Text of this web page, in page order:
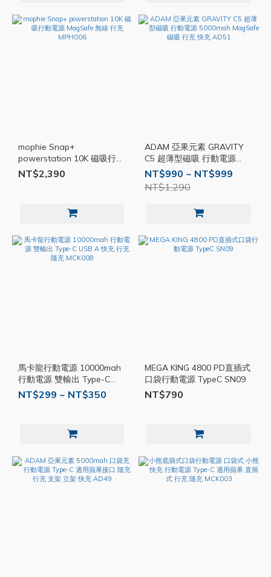
mophie Snap+
powerstation 10K 磁吸行動
電源 MagSafe 無線 行充
MPH006
NT$2,390
ADAM 亞果元素 GRAVITY
C5 超薄型磁吸 行動電源
5000mah MagSafe磁吸 行
充 快充 AD51
NT$990 ~ NT$999
NT$1,290
馬卡龍行動電源 10000mah
行動電源 雙輸出 Type-C
USB A 快充 行充 隨充
MCK008
NT$299 ~ NT$350
MEGA KING 4800 PD直插式
口袋行動電源 TypeC SN09
NT$790